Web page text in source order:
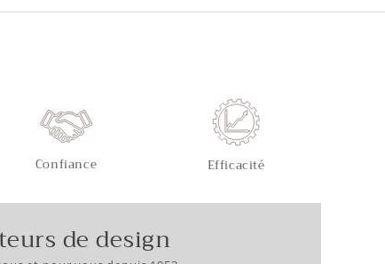
Confiance Efficacité
de design